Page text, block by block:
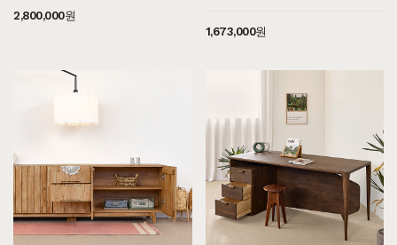
2,800,000원
1,673,000원